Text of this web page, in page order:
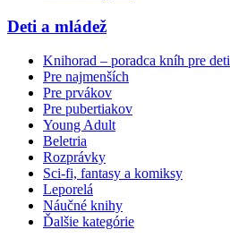
Deti a mládež
Knihorad – poradca kníh pre deti
Pre najmenších
Pre prvákov
Pre pubertiakov
Young Adult
Beletria
Rozprávky
Sci-fi, fantasy a komiksy
Leporelá
Náučné knihy
Ďalšie kategórie